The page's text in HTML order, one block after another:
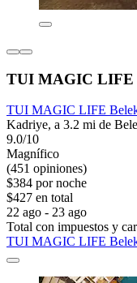
TUI MAGIC LIFE
TUI MAGIC LIFE
Kadriye, a 3.2 mi de
9.0/10
Magnífico
(451 opiniones)
$384 por noche
$427 en total
22 ago - 23 ago
Total con impuestos y
TUI MAGIC LIFE